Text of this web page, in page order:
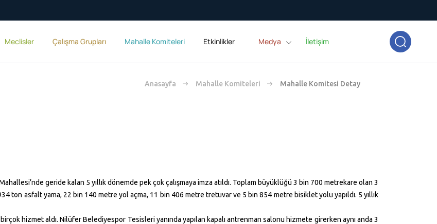
Meclisler Çalışma Grupları Mahalle Komiteleri Etkinlikler Medya İletişim
Anasayfa Mahalle Komiteleri Mahalle Komitesi Detay
geride kalan 5 yıllık dönemde pek çok çalışmaya imza atıldı. Toplam büyüklüğü 3 bin 700 metrekare olan 3
ton asfalt yama, 22 bin 140 metre yol açma, 11 bin 406 metre tretuvar ve 5 bin854 metre bisiklet yolu yapıldı. 5 yıllık
hizmet aldı. Nilüfer Belediyespor Tesisleri yanında yapılan kapalı antrenman salonu hizmete girerken aynı anda 3